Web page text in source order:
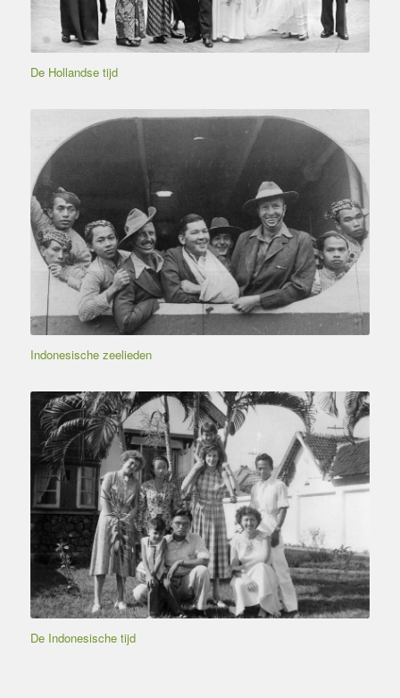
De Hollandse tijd
Indonesische zeelieden
De Indonesische tijd